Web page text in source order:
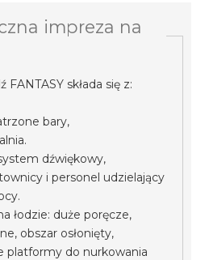
impreza na
FANTASY składa się z:
bary,
dźwiękowy,
i personel udzielający
łodzie: duże poręcze,
obszar osłonięty,
platformy do nurkowania